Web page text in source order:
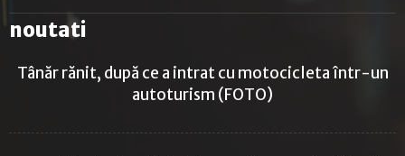
noutati
Tânăr rănit, după ce a intrat cu motocicleta într-un
autoturism (FOTO)